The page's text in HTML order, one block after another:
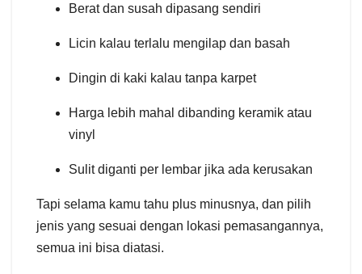
Berat dan susah dipasang sendiri
Licin kalau terlalu mengilap dan basah
Dingin di kaki kalau tanpa karpet
Harga lebih mahal dibanding keramik atau
vinyl
Sulit diganti per lembar jika ada kerusakan
Tapi selama kamu tahu plus minusnya, dan pilih
jenis yang sesuai dengan lokasi pemasangannya,
semua ini bisa diatasi.